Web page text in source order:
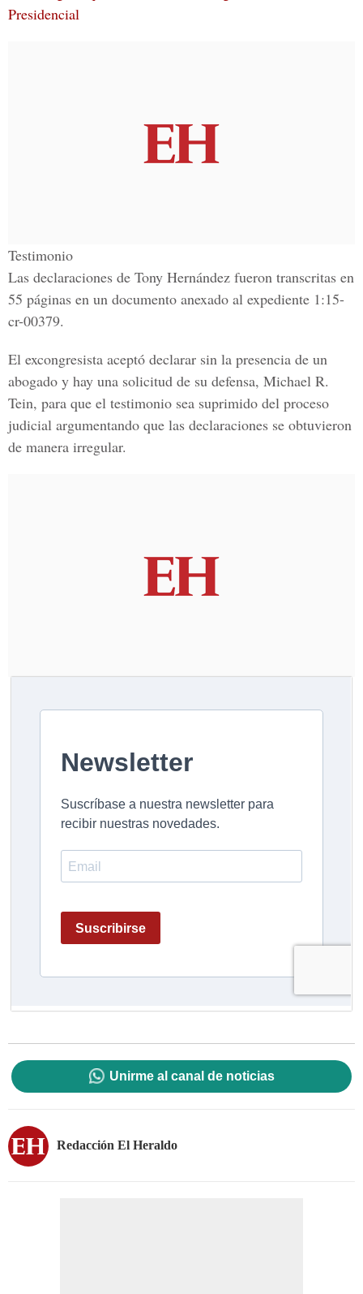
Presidencial
Testimonio
Las declaraciones de Tony Hernández fueron transcritas en
55 páginas en un documento anexado al expediente 1:15-
cr-00379.
El excongresista aceptó declarar sin la presencia de un
abogado y hay una solicitud de su defensa, Michael R.
Tein, para que el testimonio sea suprimido del proceso
judicial argumentando que las declaraciones se obtuvieron
de manera irregular.
Unirme al canal de noticias
Redacción El Heraldo